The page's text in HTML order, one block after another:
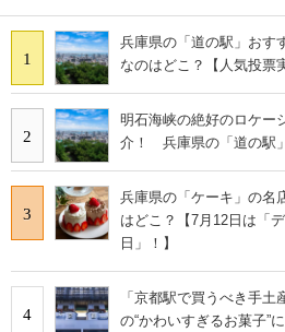
1
兵庫県の「道の駅」お
なのはどこ？【人気投票
2
明石海峡の絶好のロケー
介！ 兵庫県の「道の駅
3
兵庫県の「ケーキ」の
はどこ？【7月12日は「
日」！】
4
「京都駅で買うべき手
の“かわいすぎるお菓子